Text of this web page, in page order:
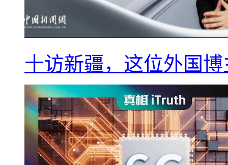
十访新疆，这位外国